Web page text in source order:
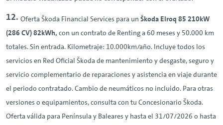
Oferta Škoda Financial Services para un Škoda Elroq 85 210kW
(286 CV) 82kWh, con un contrato de Rentinga 60 meses y 50.000 km
totales. Sin entrada. Kilometraje: 10.000km/año. Incluye todos los
servicios en Red Oficial Škoda de mantenimiento y desgaste, seguro y
servicio complementario de reparaciones y asistencia en viaje durante
el periodo contratado. Cambio de neumáticos no incluido. Para otras
versiones o equipamientos, consulta con tu Concesionario Škoda.
Oferta válida para Península y Baleares y hasta el 31/07/2026 o hasta